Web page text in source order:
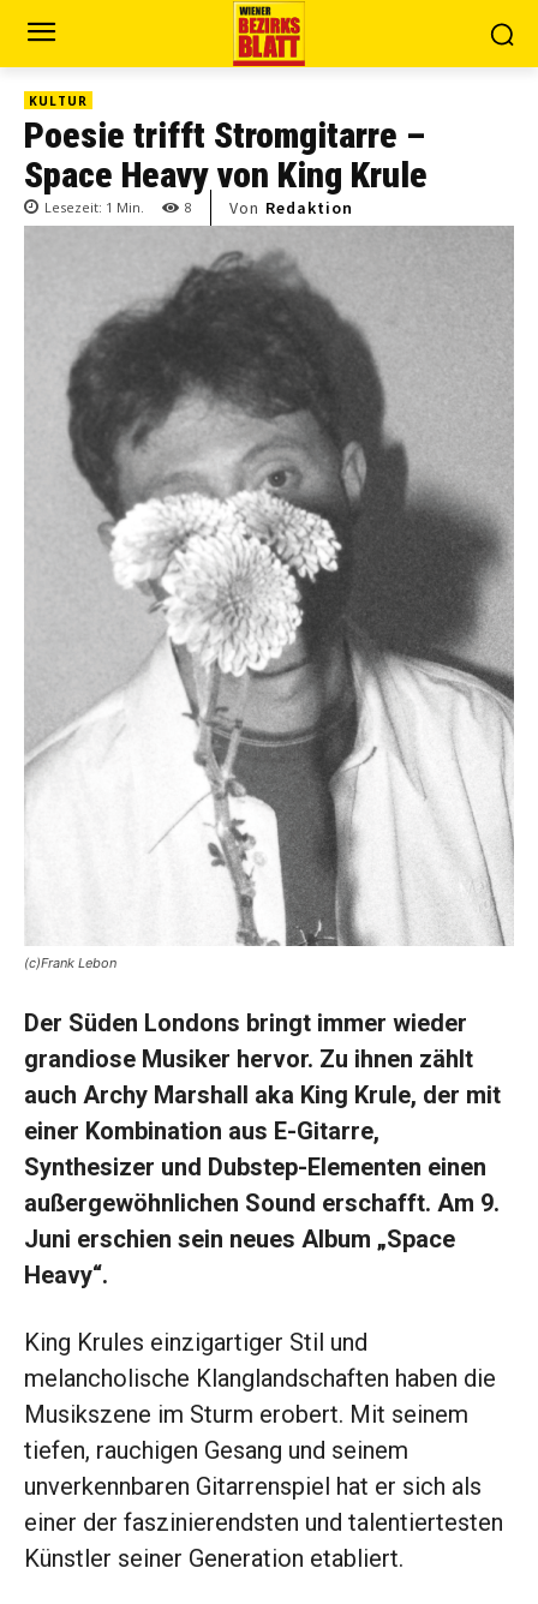
KULTUR
Poesie trifft Stromgitarre –
Space Heavy von King Krule
Lesezeit: 1 Min. 8 Von Redaktion
(c)Frank Lebon
Der Süden Londons bringt immer wieder
grandiose Musiker hervor. Zu ihnen zählt
auch Archy Marshall aka King Krule, der mit
einer Kombination aus E-Gitarre,
Synthesizer und Dubstep-Elementen einen
außergewöhnlichen Sound erschafft. Am 9.
Juni erschien sein neues Album „Space
Heavy“.
King Krules einzigartiger Stil und
melancholische Klanglandschaften haben die
Musikszene im Sturm erobert. Mit seinem
tiefen, rauchigen Gesang und seinem
unverkennbaren Gitarrenspiel hat er sich als
einer der faszinierendsten und talentiertesten
Künstler seiner Generation etabliert.